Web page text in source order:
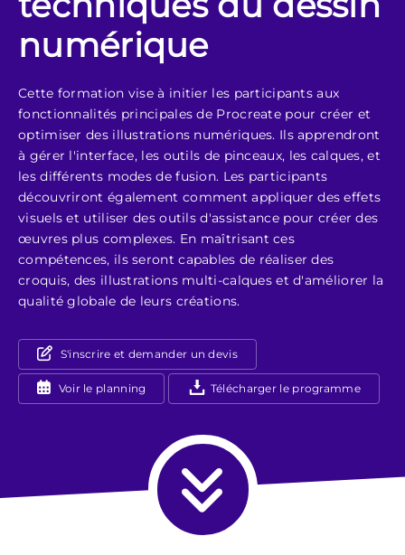
numérique
Cette formation vise à initier les participants aux
fonctionnalités principales de Procreate pour créer et
optimiser des illustrations numériques. Ils apprendront
à gérer l'interface, les outils de pinceaux, les calques, et
les différents modes de fusion. Les participants
découvriront également comment appliquer des effets
visuels et utiliser des outils d'assistance pour créer des
œuvres plus complexes. En maîtrisant ces
compétences, ils seront capables de réaliser des
croquis, des illustrations multi-calques et d'améliorer la
qualité globale de leurs créations.
S'inscrire et demander un devis
Voir le planning Télécharger le programme